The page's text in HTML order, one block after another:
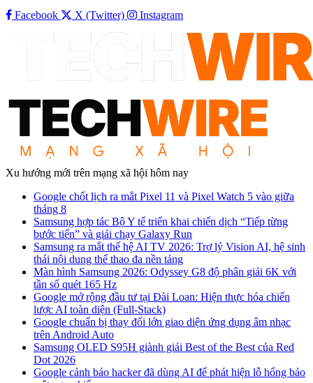
Facebook X (Twitter) Instagram
Xu hướng mới trên mạng xã hội hôm nay
Google chốt lịch ra mắt Pixel 11 và Pixel Watch 5 vào giữa
tháng 8
Samsung hợp tác Bộ Y tế triển khai chiến dịch “Tiếp từng
bước tiến” và giải chạy Galaxy Run
Samsung ra mắt thế hệ AI TV 2026: Trợ lý Vision AI, hệ sinh
thái nội dung thể thao đa nền tảng
Màn hình Samsung 2026: Odyssey G8 độ phân giải 6K với
tần số quét 165 Hz
Google mở rộng đầu tư tại Đài Loan: Hiện thực hóa chiến
lược AI toàn diện (Full-Stack)
Google chuẩn bị thay đổi lớn giao diện ứng dụng âm nhạc
trên Android Auto
Samsung OLED S95H giành giải Best of the Best của Red
Dot 2026
Google cảnh báo hacker đã dùng AI để phát hiện lỗ hổng bảo